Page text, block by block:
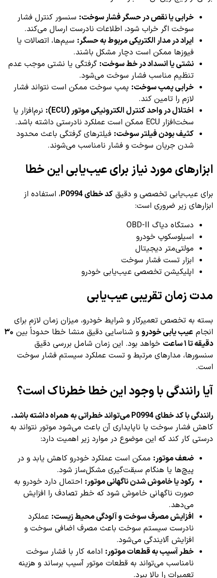
خرابی یا نقص در حسگر فشار سوخت: سنسور کنترل فشار
سوخت اگر خراب شود، اطلاعات نادرست ارسال می‌کند.
ایراد در مدار الکتریکی مربوط به حسگر: سیم‌ها، اتصالات یا
فیوزها ممکن است دچار مشکل باشند.
نشتی یا انسداد در خط سوخت: گرفتگی یا نشتی موجب عدم
تنظیم مناسب فشار سوخت می‌شود.
خرابی پمپ سوخت: پمپ سوخت ممکن است نتواند فشار
لازم را تامین کند.
اختلال در واحد کنترل الکترونیکی موتور (ECU):
نرم‌افزار یا
سخت‌افزار ECU ممکن است عملکرد نادرستی داشته باشد.
کثیف بودن فیلتر سوخت: فیلترهای گرفتگی باعث محدود
شدن جریان سوخت و فشار نامناسب می‌شوند.
ابزارهای مورد نیاز برای عیب‌یابی این خطا
برای عیب‌یابی تخصصی و دقیق کد خطای P0994
، استفاده از
ابزارهای زیر ضروری است:
دستگاه دیاگ OBD-II
اسیلوسکوپ خودرو
مولتی‌متر دیجیتال
ابزار تست فشار سوخت
اپلیکیشن تخصصی عیب‌یابی خودرو
مدت زمان تقریبی عیب‌یابی
بسته به تخصص تعمیرکار و شرایط خودرو، میزان زمان لازم برای
انجام عیب یابی خودرو و شناسایی دقیق منشا خطا حدوداً بین ۳۰
دقیقه تا ۱ ساعت
خواهد بود. این زمان شامل بررسی دقیق
سنسورها، مدارهای مرتبط و تست عملکرد سیستم فشار سوخت
است.
آیا رانندگی با وجود این خطا خطرناک است؟
رانندگی با کد خطای P0994 می‌تواند خطراتی به همراه داشته باشد.
کاهش فشار سوخت یا ناپایداری آن باعث می‌شود موتور نتواند به
درستی کار کند که این موضوع در موارد زیر اهمیت دارد:
ضعف موتور: ممکن است عملکرد خودرو کاهش یابد و در
پیچ‌ها یا هنگام سبقت‌گیری مشکل‌ساز شود.
رکود یا خاموش شدن ناگهانی موتور: احتمال دارد خودرو به
صورت ناگهانی خاموش شود که خطر تصادف را افزایش
می‌دهد.
افزایش مصرف سوخت و آلودگی محیط زیست: عملکرد
نادرست سیستم سوخت باعث مصرف اضافی سوخت و
افزایش آلایندگی می‌شود.
خطر آسیب به قطعات موتور: ادامه کار با فشار سوخت
نامناسب می‌تواند به قطعات موتور آسیب برساند و هزینه
تعمیرات را بالا ببرد.